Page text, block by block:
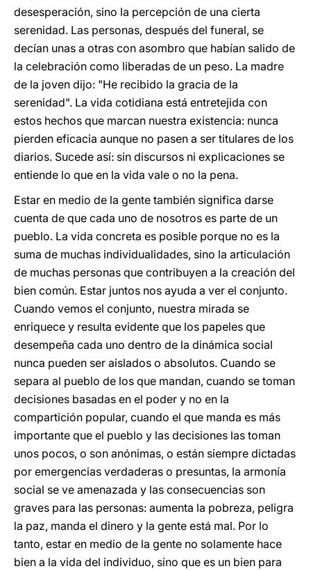
desesperación, sino la percepción de una cierta
serenidad. Las personas, después del funeral, se
decían unas a otras con asombro que habían salido de
la celebración como liberadas de un peso. La madre
de la joven dijo: "He recibido la gracia de la
serenidad". La vida cotidiana está entretejida con
estos hechos que marcan nuestra existencia: nunca
pierden eficacia aunque no pasen a ser titulares de los
diarios. Sucede así: sin discursos ni explicaciones se
entiende lo que en la vida vale o no la pena.
Estar en medio de la gente también significa darse
cuenta de que cada uno de nosotros es parte de un
pueblo. La vida concreta es posible porque no es la
suma de muchas individualidades, sino la articulación
de muchas personas que contribuyen a la creación del
bien común. Estar juntos nos ayuda a ver el conjunto.
Cuando vemos el conjunto, nuestra mirada se
enriquece y resulta evidente que los papeles que
desempeña cada uno dentro de la dinámica social
nunca pueden ser aislados o absolutos. Cuando se
separa al pueblo de los que mandan, cuando se toman
decisiones basadas en el poder y no en la
compartición popular, cuando el que manda es más
importante que el pueblo y las decisiones las toman
unos pocos, o son anónimas, o están siempre dictadas
por emergencias verdaderas o presuntas, la armonía
social se ve amenazada y las consecuencias son
graves para las personas: aumenta la pobreza, peligra
la paz, manda el dinero y la gente está mal. Por lo
tanto, estar en medio de la gente no solamente hace
bien a la vida del individuo, sino que es un bien para